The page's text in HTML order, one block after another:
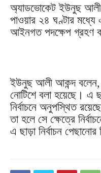
অ্যাডভোকেট ইউনুছ
পাওয়ার ২৪ ঘণ্টার মধ্যে
আইনগত পদক্ষেপ গ্রহণ
ইউনুছ আলী আকন্দ বলেন,
নোটিশে বলা হয়েছে। এ
নির্বাচনে অনুপস্থিত
তা হলে সে ক্ষেত্রে
এ ছাড়া নির্বাচন পেছানোর